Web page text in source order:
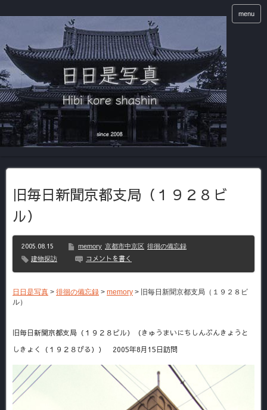
menu
旧毎日新聞京都支局（１９２８ビ
ル）
2005.08.15 memory 京都市中京区 徘徊の備忘録
建物探訪
コメントを書く
日日是写真 > 徘徊の備忘録 > memory > 旧毎日新聞京都支局（１９２８ビ
ル）
旧毎日新聞京都支局（１９２８ビル）（きゅうまいにちしんぶんきょうと
しきょく（１９２８びる）） 2005年8月15日訪問